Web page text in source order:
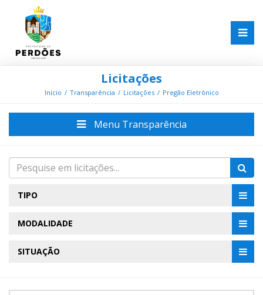
Licitações
Início Transparência Licitações Pregão Eletrônico
Menu Transparência
TIPO
MODALIDADE
SITUAÇÃO